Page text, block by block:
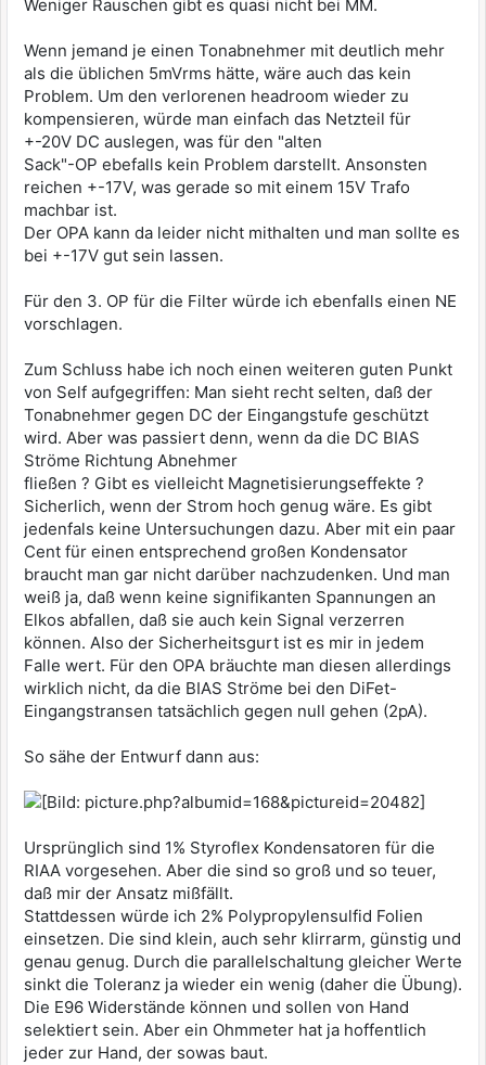
Weniger Rauschen gibt es quasi nicht bei MM.
Wenn jemand je einen Tonabnehmer mit deutlich mehr
als die üblichen 5mVrms hätte, wäre auch das kein
Problem. Um den verlorenen headroom wieder zu
kompensieren, würde man einfach das Netzteil für
+-20V DC auslegen, was für den "alten
Sack"-OP ebefalls kein Problem darstellt. Ansonsten
reichen +-17V, was gerade so mit einem 15V Trafo
machbar ist.
Der OPA kann da leider nicht mithalten und man sollte es
bei +-17V gut sein lassen.
Für den 3. OP für die Filter würde ich ebenfalls einen NE
vorschlagen.
Zum Schluss habe ich noch einen weiteren guten Punkt
von Self aufgegriffen: Man sieht recht selten, daß der
Tonabnehmer gegen DC der Eingangstufe geschützt
wird. Aber was passiert denn, wenn da die DC BIAS
Ströme Richtung Abnehmer
fließen ? Gibt es vielleicht Magnetisierungseffekte ?
Sicherlich, wenn der Strom hoch genug wäre. Es gibt
jedenfals keine Untersuchungen dazu. Aber mit ein paar
Cent für einen entsprechend großen Kondensator
braucht man gar nicht darüber nachzudenken. Und man
weiß ja, daß wenn keine signifikanten Spannungen an
Elkos abfallen, daß sie auch kein Signal verzerren
können. Also der Sicherheitsgurt ist es mir in jedem
Falle wert. Für den OPA bräuchte man diesen allerdings
wirklich nicht, da die BIAS Ströme bei den DiFet-
Eingangstransen tatsächlich gegen null gehen (2pA).
So sähe der Entwurf dann aus:
Ursprünglich sind 1% Styroflex Kondensatoren für die
RIAA vorgesehen. Aber die sind so groß und so teuer,
daß mir der Ansatz mißfällt.
Stattdessen würde ich 2% Polypropylensulfid Folien
einsetzen. Die sind klein, auch sehr klirrarm, günstig und
genau genug. Durch die parallelschaltung gleicher Werte
sinkt die Toleranz ja wieder ein wenig (daher die Übung).
Die E96 Widerstände können und sollen von Hand
selektiert sein. Aber ein Ohmmeter hat ja hoffentlich
jeder zur Hand, der sowas baut.